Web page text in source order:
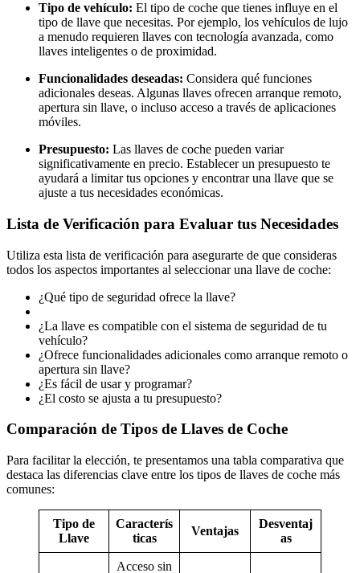
Tipo de vehículo: El tipo de coche que tienes influye en el
tipo de llave que necesitas. Por ejemplo, los vehículos de lujo
a menudo requieren llaves con tecnología avanzada, como
llaves inteligentes o de proximidad.
Funcionalidades deseadas: Considera qué funciones
adicionales deseas. Algunas llaves ofrecen arranque remoto,
apertura sin llave, o incluso acceso a través de aplicaciones
móviles.
Presupuesto: Las llaves de coche pueden variar
significativamente en precio. Establecer un presupuesto te
ayudará a limitar tus opciones y encontrar una llave que se
ajuste a tus necesidades económicas.
Lista de Verificación para Evaluar tus Necesidades
Utiliza esta lista de verificación para asegurarte de que consideras
todos los aspectos importantes al seleccionar una llave de coche:
¿Qué tipo de seguridad ofrece la llave?
¿La llave es compatible con el sistema de seguridad de tu
vehículo?
¿Ofrece funcionalidades adicionales como arranque remoto o
apertura sin llave?
¿Es fácil de usar y programar?
¿El costo se ajusta a tu presupuesto?
Comparación de Tipos de Llaves de Coche
Para facilitar la elección, te presentamos una tabla comparativa que
destaca las diferencias clave entre los tipos de llaves de coche más
comunes:
Tipo de
Llave
Caracterís
ticas
Ventajas
Desventaj
as
Acceso sin